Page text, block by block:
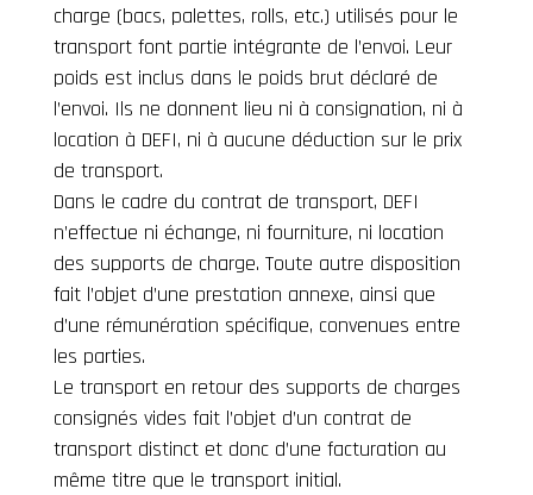
charge (bacs, palettes, rolls, etc.) utilisés pour le
transport font partie intégrante de l’envoi. Leur
poids est inclus dans le poids brut déclaré de
l’envoi. Ils ne donnent lieu ni à consignation, ni à
location à DEFI, ni à aucune déduction sur le prix
de transport.
Dans le cadre du contrat de transport, DEFI
n’effectue ni échange, ni fourniture, ni location
des supports de charge. Toute autre disposition
fait l’objet d’une prestation annexe, ainsi que
d’une rémunération spécifique, convenues entre
les parties.
Le transport en retour des supports de charges
consignés vides fait l’objet d’un contrat de
transport distinct et donc d’une facturation au
même titre que le transport initial.